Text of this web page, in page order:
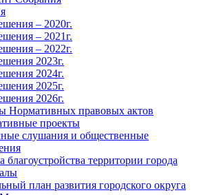
– 2020г.
– 2021г.
– 2022г.
2023г.
2024г.
2025г.
2026г.
Нормативных правовых актов
проекты
слушания и общественные
благоустройства территории города
план развития городского округа